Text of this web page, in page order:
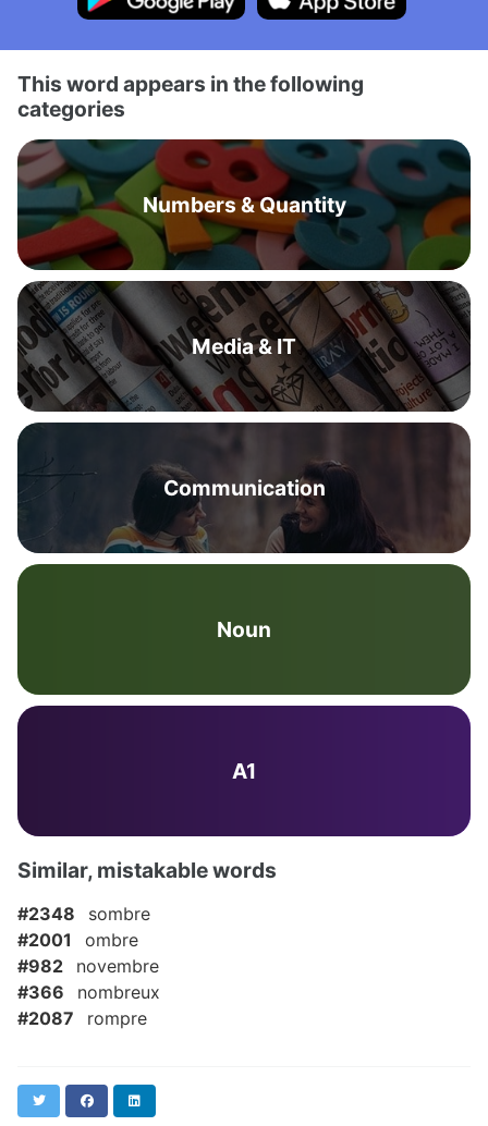
This word appears in the following
categories
Numbers & Quantity
Media & IT
Communication
Noun
A1
Similar, mistakable words
#2348
sombre
#2001
ombre
#982
novembre
#366
nombreux
#2087
rompre
Twitter Facebook